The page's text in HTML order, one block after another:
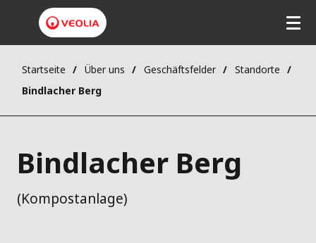
Startseite Über uns Geschäftsfelder
Standorte
Bindlacher Berg
Bindlacher Berg
(Kompostanlage)